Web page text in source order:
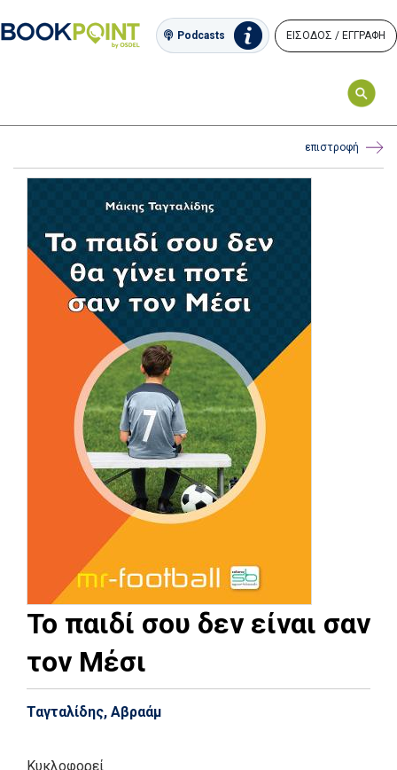
Podcasts ΕΙΣΟΔΟΣ / ΕΓΓΡΑΦΗ
επιστροφή
Το παιδί σου δεν είναι σαν
τον Μέσι
Ταγταλίδης, Αβραάμ
Κυκλοφορεί